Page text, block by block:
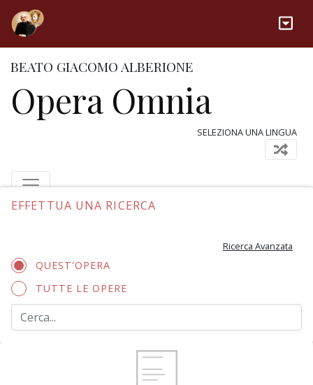
BEATO GIACOMO ALBERIONE
Opera Omnia
SELEZIONA UNA LINGUA
EFFETTUA UNA RICERCA
Ricerca Avanzata
QUEST'OPERA
TUTTE LE OPERE